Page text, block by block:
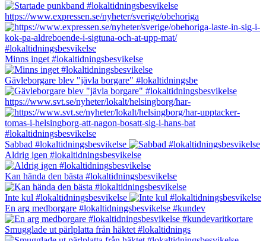
https://www.expressen.se/nyheter/sverige/obehoriga
Minns inget #lokaltidningsbesvikelse
Gävleborgare blev "jävla borgare" #lokaltidningsbe
https://www.svt.se/nyheter/lokalt/helsingborg/har-
Sabbad #lokaltidningsbesvikelse
Aldrig igen #lokaltidningsbesvikelse
Kan hända den bästa #lokaltidningsbesvikelse
Inte kul #lokaltidningsbesvikelse
En arg medborgare #lokaltidningsbesvikelse #kundev
Smugglade ut pärlplatta från häktet #lokaltidnings